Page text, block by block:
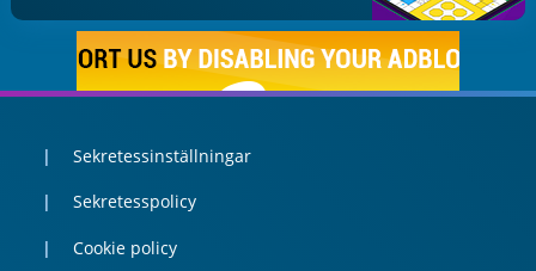
Sekretessinställningar
Sekretesspolicy
Cookie policy